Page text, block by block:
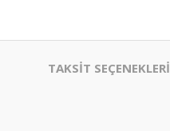
TAKSİT SEÇENEKLERİ